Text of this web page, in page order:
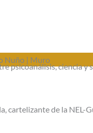
Nuño | Muro
psicoanálisis, ciencia y
cartelizante de la NEL-